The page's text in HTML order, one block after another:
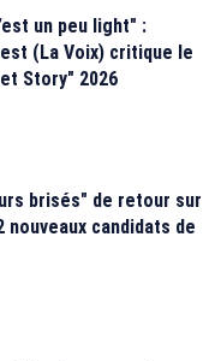
un peu light" :
(La Voix) critique le
Story" 2026
brisés" de retour sur
nouveaux candidats de